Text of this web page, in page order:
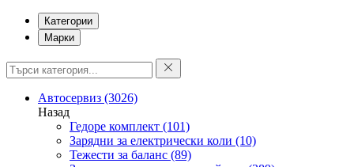
Категории
Марки
Автосервиз (3026)
Назад
Гедоре комплект (101)
Зарядни за електрически коли (10)
Тежести за баланс (89)